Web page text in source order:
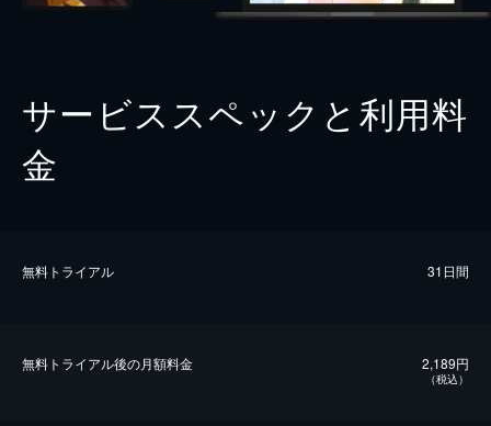
サービススペックと利用料
金
無料トライアル 31日間
無料トライアル後の⽉額料金 2,189円
（税込）